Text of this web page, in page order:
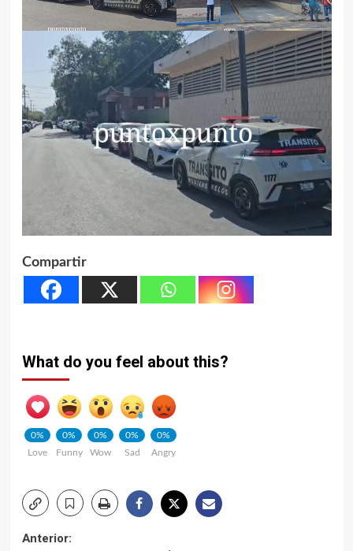
Compartir
What do you feel about this?
0%
Love
0%
Funny
0%
Wow
0%
Sad
0%
Angry
Navegación
Anterior: